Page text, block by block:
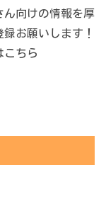
ん向けの情報を厚
お願いします！
こちら